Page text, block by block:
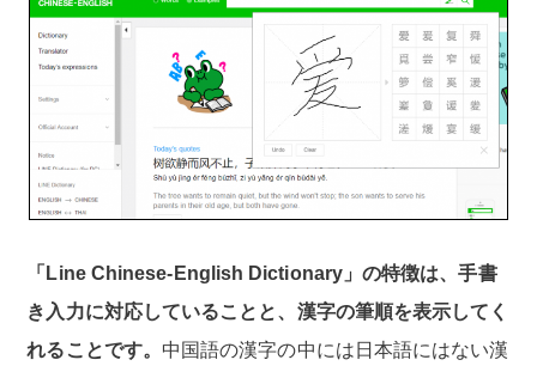
「Line Chinese-English Dictionary」の特徴は、手書
き入力に対応していることと、漢字の筆順を表示してく
れることです。 中国語の漢字の中には日本語にはない漢